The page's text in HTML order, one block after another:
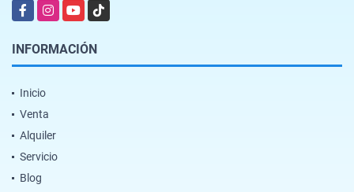
FacebookInstagramYouTubeTikTok
INFORMACIÓN
Inicio
Venta
Alquiler
Servicio
Blog